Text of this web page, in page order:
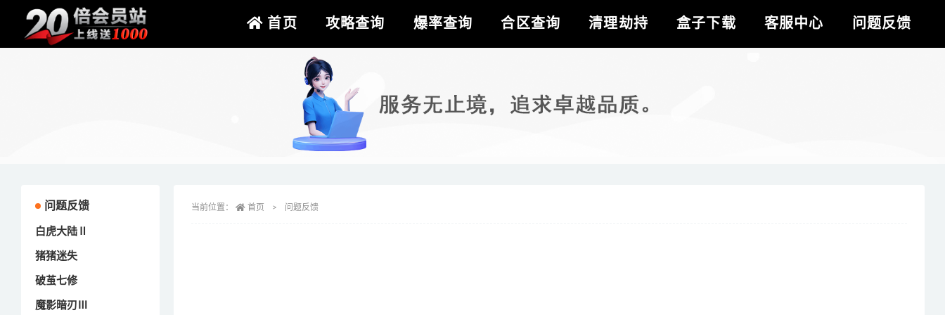
首页 攻略查询 爆率查询 合区查询 清理劫持 盒子下载 客服中心 问题反馈
问题反馈
白虎大陆Ⅱ
猪猪迷失
破茧七修
魔影暗刃Ⅲ
当前位置： 首页 问题反馈